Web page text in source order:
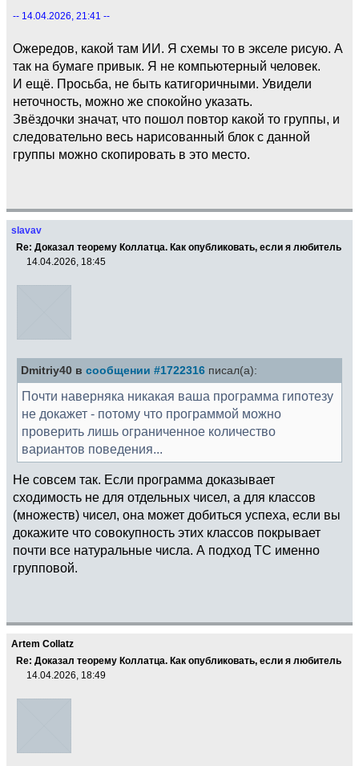
-- 14.04.2026, 21:41 --
Ожередов, какой там ИИ. Я схемы то в экселе рисую. А
так на бумаге привык. Я не компьютерный человек.
И ещё. Просьба, не быть катигоричными. Увидели
неточность, можно же спокойно указать.
Звёздочки значат, что пошол повтор какой то группы, и
следовательно весь нарисованный блок с данной
группы можно скопировать в это место.
slavav
Re: Доказал теорему Коллатца. Как опубликовать, если я любитель
14.04.2026, 18:45
Dmitriy40 в сообщении #1722316 писал(а):
Почти наверняка никакая ваша программа гипотезу
не докажет - потому что программой можно
проверить лишь ограниченное количество
вариантов поведения...
Не совсем так. Если программа доказывает
сходимость не для отдельных чисел, а для классов
(множеств) чисел, она может добиться успеха, если вы
докажите что совокупность этих классов покрывает
почти все натуральные числа. А подход ТС именно
групповой.
Artem Collatz
Re: Доказал теорему Коллатца. Как опубликовать, если я любитель
14.04.2026, 18:49